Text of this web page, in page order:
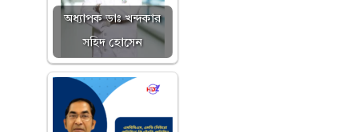
অধ্যাপক ডাঃ খন্দকার
সহিদ হোসেন